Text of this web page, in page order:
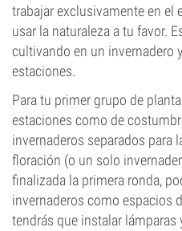
trabajar exclusivamente en el
usar la naturaleza a tu favor.
cultivando en un invernadero
estaciones.
Para tu primer grupo de
estaciones como de
invernaderos separados para
floración (o un solo
finalizada la primera ronda,
invernaderos como espacios
tendrás que instalar lámparas